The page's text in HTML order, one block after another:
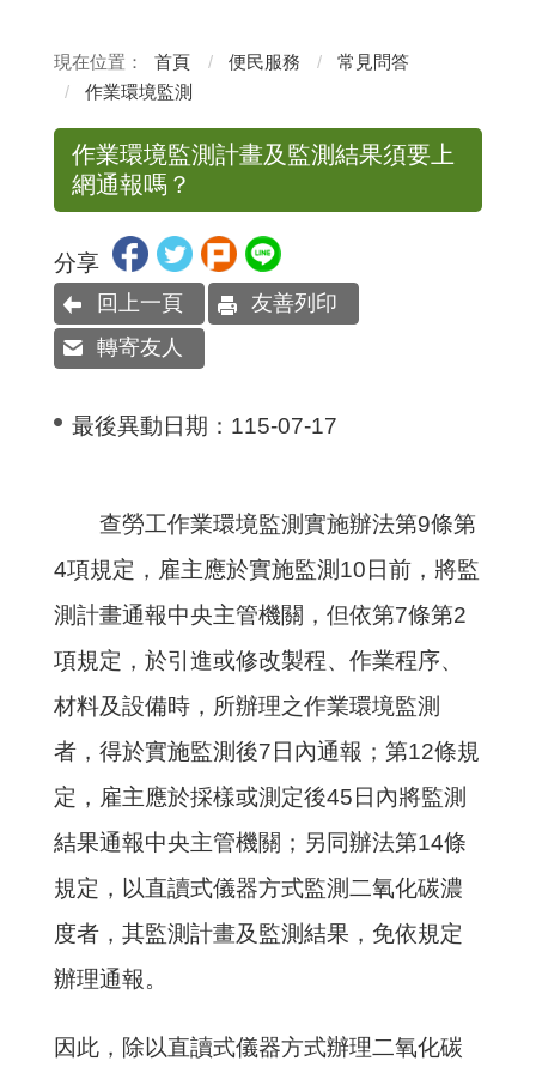
首頁 便民服務
常見問答
作業環境監測
作業環境監測計畫及監測結果須要上
網通報嗎？
分享
回上一頁
友善列印
轉寄友人
最後異動日期： 115-07-17
查勞工作業環境監測實施辦法第9條第
4項規定，雇主應於實施監測 10日前，將監
測計畫通報中央主管機關，但依第7條第2
項規定，於引進或修改製程、作業程序、
材料及設備時，所辦理之作業環境監測
者，得於實施監測後7日內通報；第12條規
定，雇主應於採樣或測定後45日內將監測
結果通報中央主管機關；另同辦法第14條
規定，以直讀式儀器方式監測二氧化碳濃
度者，其監測計畫及監測結果，免依規定
辦理通報。
因此，除以直讀式儀器方式辦理二氧化碳